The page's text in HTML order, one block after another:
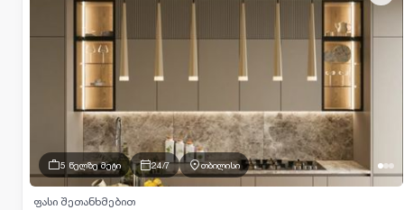
5 წელზე მეტი 24/7 თბილისი
ფასი შეთანხმებით